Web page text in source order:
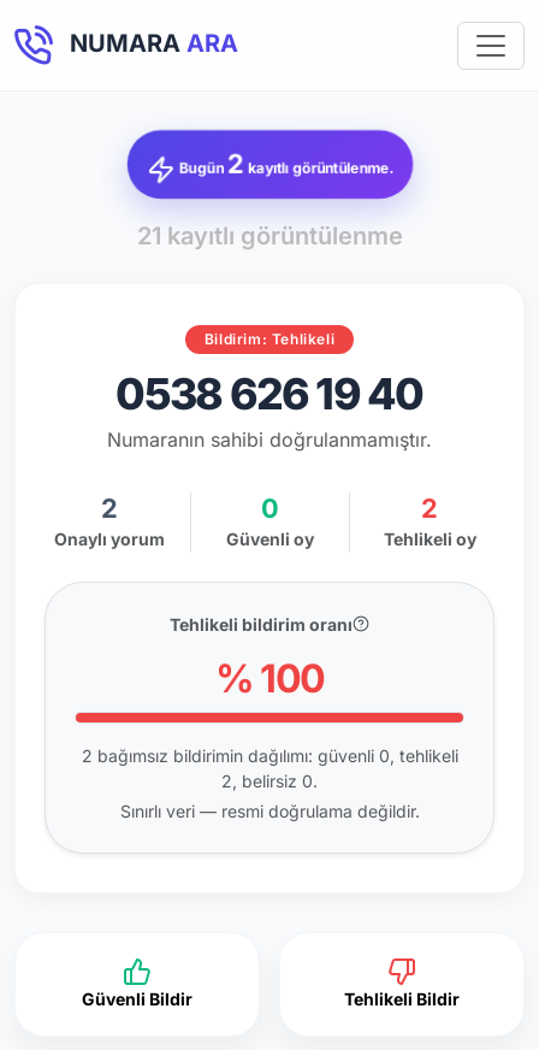
NUMARA ARA
Bugün 2 kayıtlı görüntülenme.
21 kayıtlı görüntülenme
Bildirim: Tehlikeli
0538 626 19 40
Numaranın sahibi doğrulanmamıştır.
2
Onaylı yorum
0
Güvenli oy
2
Tehlikeli oy
Tehlikeli bildirim oranı
% 100
2 bağımsız bildirimin dağılımı: güvenli 0, tehlikeli
2, belirsiz 0.
Sınırlı veri — resmi doğrulama değildir.
Güvenli Bildir Tehlikeli Bildir